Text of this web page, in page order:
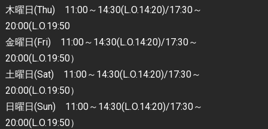
木曜日(Thu) 11:00～14:30(L.O.14:20)/17:30～
20:00(L.O.19:50
金曜日(Fri) 11:00～14:30(L.O.14:20)/17:30～
20:00(L.O.19:50）
土曜日(Sat) 11:00～14:30(L.O.14:20)/17:30～
20:00(L.O.19:50）
日曜日(Sun) 11:00～14:30(L.O.14:20)/17:30～
20:00(L.O.19:50）